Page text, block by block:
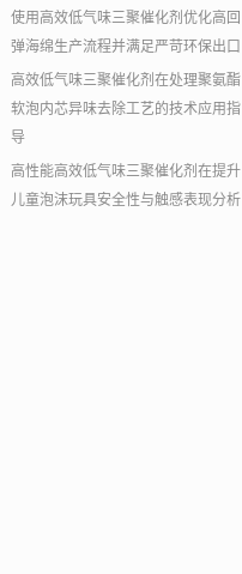
使用高效低气味三聚催化剂优化高回
弹海绵生产流程并满足严苛环保出口
高效低气味三聚催化剂在处理聚氨酯
软泡内芯异味去除工艺的技术应用指
导
高性能高效低气味三聚催化剂在提升
儿童泡沫玩具安全性与触感表现分析